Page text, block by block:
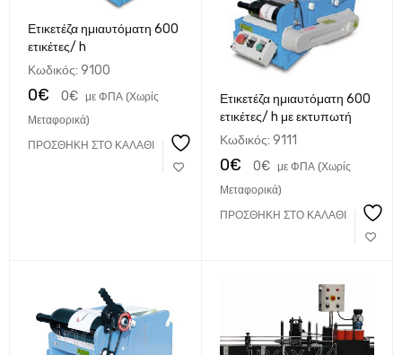
Ετικετέζα ημιαυτόματη 600
ετικέτες/ h
Κωδικός: 9100
0€ 0€ με ΦΠΑ (Χωρίς
Μεταφορικά)
ΠΡΟΣΘΉΚΗ ΣΤΟ ΚΑΛΆΘΙ
Ετικετέζα ημιαυτόματη 600
ετικέτες/ h με εκτυπωτή
Κωδικός: 9111
0€ 0€
με ΦΠΑ (Χωρίς
Μεταφορικά)
ΠΡΟΣΘΉΚΗ ΣΤΟ ΚΑΛΆΘΙ